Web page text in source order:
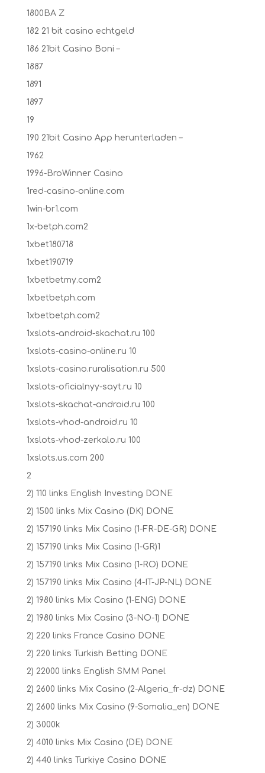
1800BA Z
182 21 bit casino echtgeld
186 21bit Casino Boni –
1887
1891
1897
19
190 21bit Casino App herunterladen –
1962
1996-BroWinner Casino
1red-casino-online.com
1win-br1.com
1x-betph.com2
1xbet180718
1xbet190719
1xbetbetmy.com2
1xbetbetph.com
1xbetbetph.com2
1xslots-android-skachat.ru 100
1xslots-casino-online.ru 10
1xslots-casino.ruralisation.ru 500
1xslots-oficialnyy-sayt.ru 10
1xslots-skachat-android.ru 100
1xslots-vhod-android.ru 10
1xslots-vhod-zerkalo.ru 100
1xslots.us.com 200
2
2) 110 links English Investing DONE
2) 1500 links Mix Casino (DK) DONE
2) 157190 links Mix Casino (1-FR-DE-GR) DONE
2) 157190 links Mix Casino (1-GR)1
2) 157190 links Mix Casino (1-RO) DONE
2) 157190 links Mix Casino (4-IT-JP-NL) DONE
2) 1980 links Mix Casino (1-ENG) DONE
2) 1980 links Mix Casino (3-NO-1) DONE
2) 220 links France Casino DONE
2) 220 links Turkish Betting DONE
2) 22000 links English SMM Panel
2) 2600 links Mix Casino (2-Algeria_fr-dz) DONE
2) 2600 links Mix Casino (9-Somalia_en) DONE
2) 3000k
2) 4010 links Mix Casino (DE) DONE
2) 440 links Turkiye Casino DONE